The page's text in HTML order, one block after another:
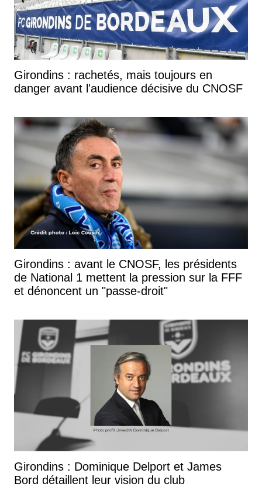
Girondins : rachetés, mais toujours en
danger avant l'audience décisive du CNOSF
Girondins : avant le CNOSF, les présidents
de National 1 mettent la pression sur la FFF
et dénoncent un "passe-droit"
Girondins : Dominique Delport et James
Bord détaillent leur vision du club